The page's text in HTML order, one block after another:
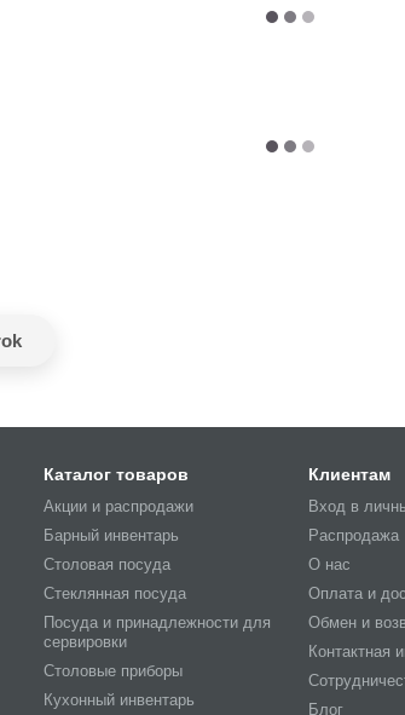
Каталог товаров
Акции и распродажи
Барный инвентарь
Столовая посуда
Стеклянная посуда
Посуда и принадлежности для
сервировки
Столовые приборы
Кухонный инвентарь
Клиентам
Вход в
Распродажа
О нас
Оплата и
Обмен и
Контактная
Блог